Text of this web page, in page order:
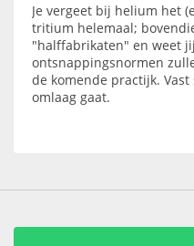
Je vergeet bij helium het
tritium helemaal;
"halffabrikaten" en weet
ontsnappingsnormen
de komende practijk.
omlaag gaat.